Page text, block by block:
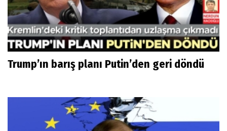
Trump’ın barış planı Putin’den geri döndü